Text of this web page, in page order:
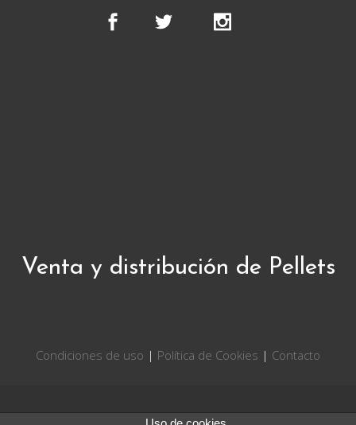
Venta y distribución de Pellets
Condiciones de uso | Política de Cookies | Contacto